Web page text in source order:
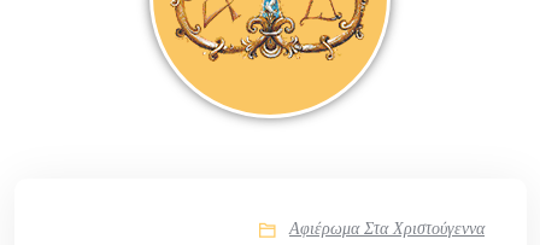
Αφιέρωμα Στα Χριστούγεννα